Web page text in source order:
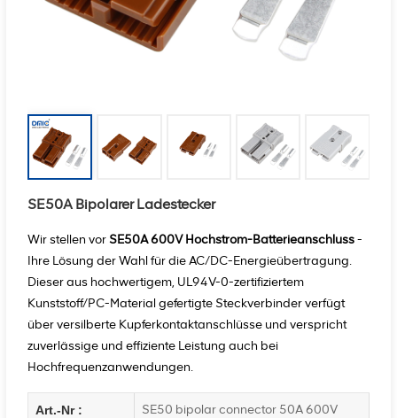
SE50A Bipolarer Ladestecker
Wir stellen vorSE50A 600V Hochstrom-Batterieanschluss-
Ihre Lösung der Wahl für die AC/DC-Energieübertragung.
Dieser aus hochwertigem, UL94V-0-zertifiziertem
Kunststoff/PC-Material gefertigte Steckverbinder verfügt
über versilberte Kupferkontaktanschlüsse und verspricht
zuverlässige und effiziente Leistung auch bei
Hochfrequenzanwendungen.
Art.-Nr : SE50 bipolar connector 50A 600V